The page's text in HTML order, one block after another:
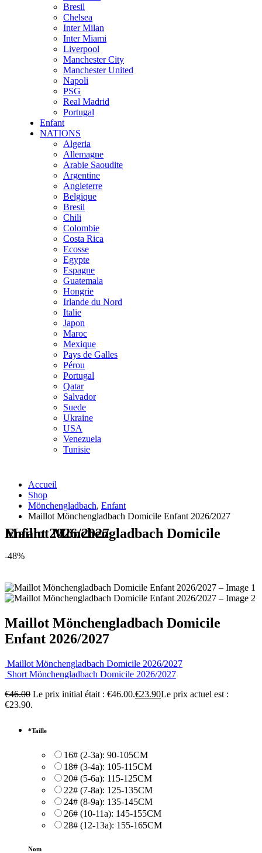
Bresil
Chelsea
Inter Milan
Inter Miami
Liverpool
Manchester City
Manchester United
Napoli
PSG
Real Madrid
Portugal
Enfant
NATIONS
Algeria
Allemagne
Arabie Saoudite
Argentine
Angleterre
Belgique
Bresil
Chili
Colombie
Costa Rica
Ecosse
Egypte
Espagne
Guatemala
Hongrie
Irlande du Nord
Italie
Japon
Maroc
Mexique
Pays de Galles
Pérou
Portugal
Qatar
Salvador
Suede
Ukraine
USA
Venezuela
Tunisie
Accueil
Shop
Mönchengladbach, Enfant
Maillot Mönchengladbach Domicile Enfant 2026/2027
Maillot Mönchengladbach Domicile Enfant 2026/2027
-48%
Maillot Mönchengladbach Domicile
Enfant 2026/2027
Maillot Mönchengladbach Domicile 2026/2027
Short Mönchengladbach Domicile 2026/2027
€46.00 Le prix initial était : €46.00.€23.90Le prix actuel est :
€23.90.
*Taille
16# (2-3a): 90-105CM
18# (3-4a): 105-115CM
20# (5-6a): 115-125CM
22# (7-8a): 125-135CM
24# (8-9a): 135-145CM
26# (10-11a): 145-155CM
28# (12-13a): 155-165CM
Nom